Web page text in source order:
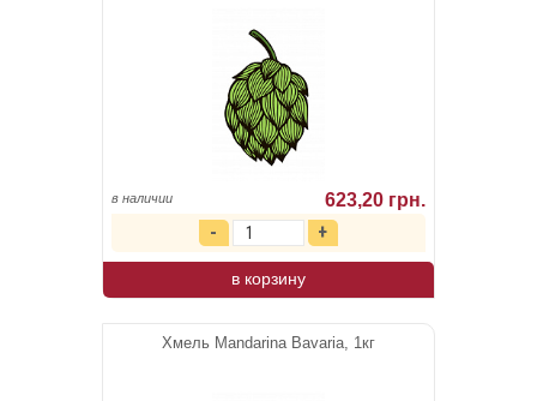
в наличии 623,20 грн.
в корзину
Хмель Mandarina Bavaria, 1кг